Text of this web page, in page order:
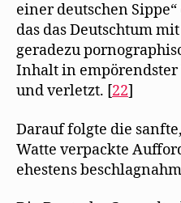
einer deutschen
das das Deutschtum
geradezu
Inhalt in
und verletzt. [22]
Darauf folgte die
Watte verpackte
ehestens